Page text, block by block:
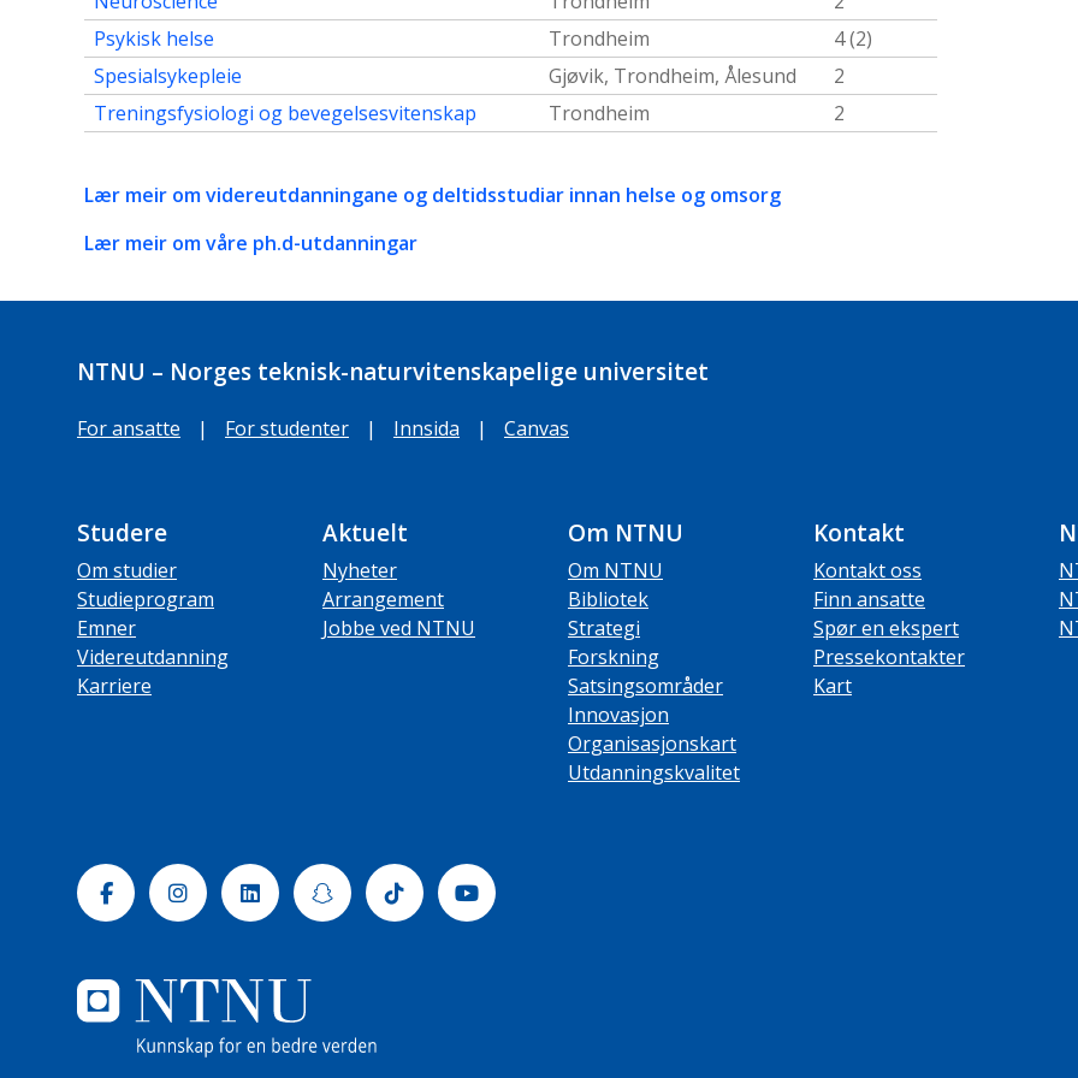
Psykisk helse
Trondheim
4 (2)
Spesialsykepleie
Gjøvik, Trondheim, Ålesund
2
Treningsfysiologi og bevegelsesvitenskap
Trondheim 2
Lær meir om videreutdanningane og deltidsstudiar innan helse og omsorg
Lær meir om våre ph.d-utdanningar
NTNU – Norges teknisk-naturvitenskapelige universitet
For ansatte | For studenter | Innsida | Canvas
Studere
Om studier
Studieprogram
Emner
Videreutdanning
Karriere
Aktuelt
Nyheter
Arrangement
Jobbe ved NTNU
Om NTNU
Om NTNU
Bibliotek
Strategi
Forskning
Satsingsområder
Innovasjon
Organisasjonskart
Utdanningskvalitet
Kontakt
Kontakt oss
Finn ansatte
Spør en ekspert
Pressekontakter
Kart
FacebookInstagramLinkedinSnapchatTiktok Youtube